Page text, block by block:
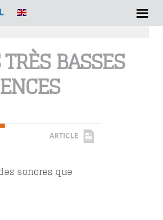
BASSES
ARTICLE
sonores que